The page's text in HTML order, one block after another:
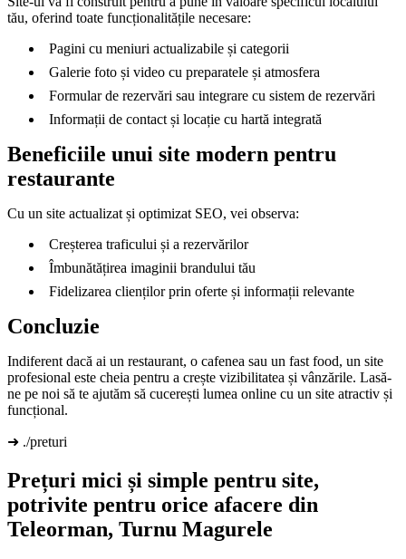
tău, oferind toate funcționalitățile necesare:
Pagini cu meniuri actualizabile și categorii
Galerie foto și video cu preparatele și atmosfera
Formular de rezervări sau integrare cu sistem de rezervări
Informații de contact și locație cu hartă integrată
Beneficiile unui site modern pentru
restaurante
Cu un site actualizat și optimizat SEO, vei observa:
Creșterea traficului și a rezervărilor
Îmbunătățirea imaginii brandului tău
Fidelizarea clienților prin oferte și informații relevante
Concluzie
Indiferent dacă ai un restaurant, o cafenea sau un fast food, un site
profesional este cheia pentru a crește vizibilitatea și vânzările. Lasă-
ne pe noi să te ajutăm să cucerești lumea online cu un site atractiv și
funcțional.
➜ ./preturi
Prețuri mici și simple pentru site,
potrivite pentru orice afacere din
Teleorman, Turnu Magurele